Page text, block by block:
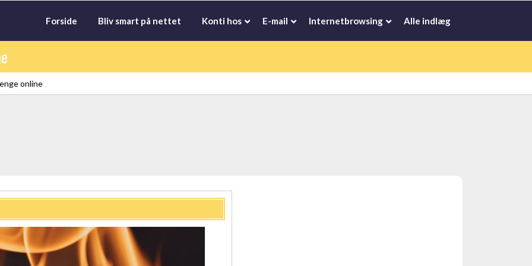
Forside Bliv smart på nettet Konti hos E-mail Internetbrowsing Alle indlæg
online